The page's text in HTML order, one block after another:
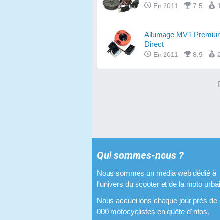
En 2011 7.5
Allumage MVT
Direct
En 2011 8.9
Qui sommes-nous ?
Nous sommes un média web dédié à
l'univers du scooter et de la moto
Nous accueillons chaque jour près de
000 motocyclistes en quête d'infos.